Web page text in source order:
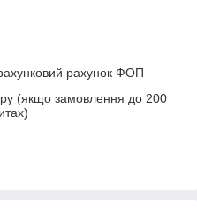
рахунок ФОП
(якщо замовлення до 200